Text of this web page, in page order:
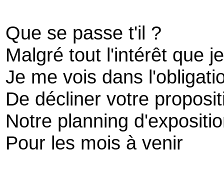
Que se passe t'il ?
Malgré tout l'intérêt que
Je me vois dans
De décliner votre
Notre planning
Pour les mois à venir